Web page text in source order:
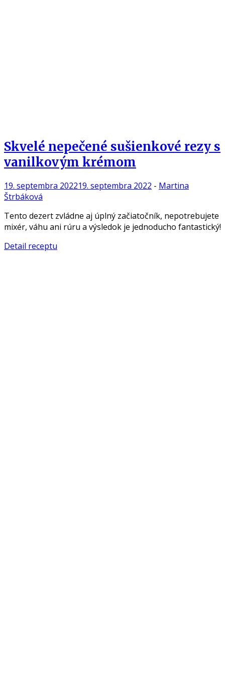
Skvelé nepečené sušienkové rezy s
vanilkovým krémom
19. septembra 202219. septembra 2022 - Martina
Štrbáková
Tento dezert zvládne aj úplný začiatočník, nepotrebujete
mixér, váhu ani rúru a výsledok je jednoducho fantastický!
Detail receptu